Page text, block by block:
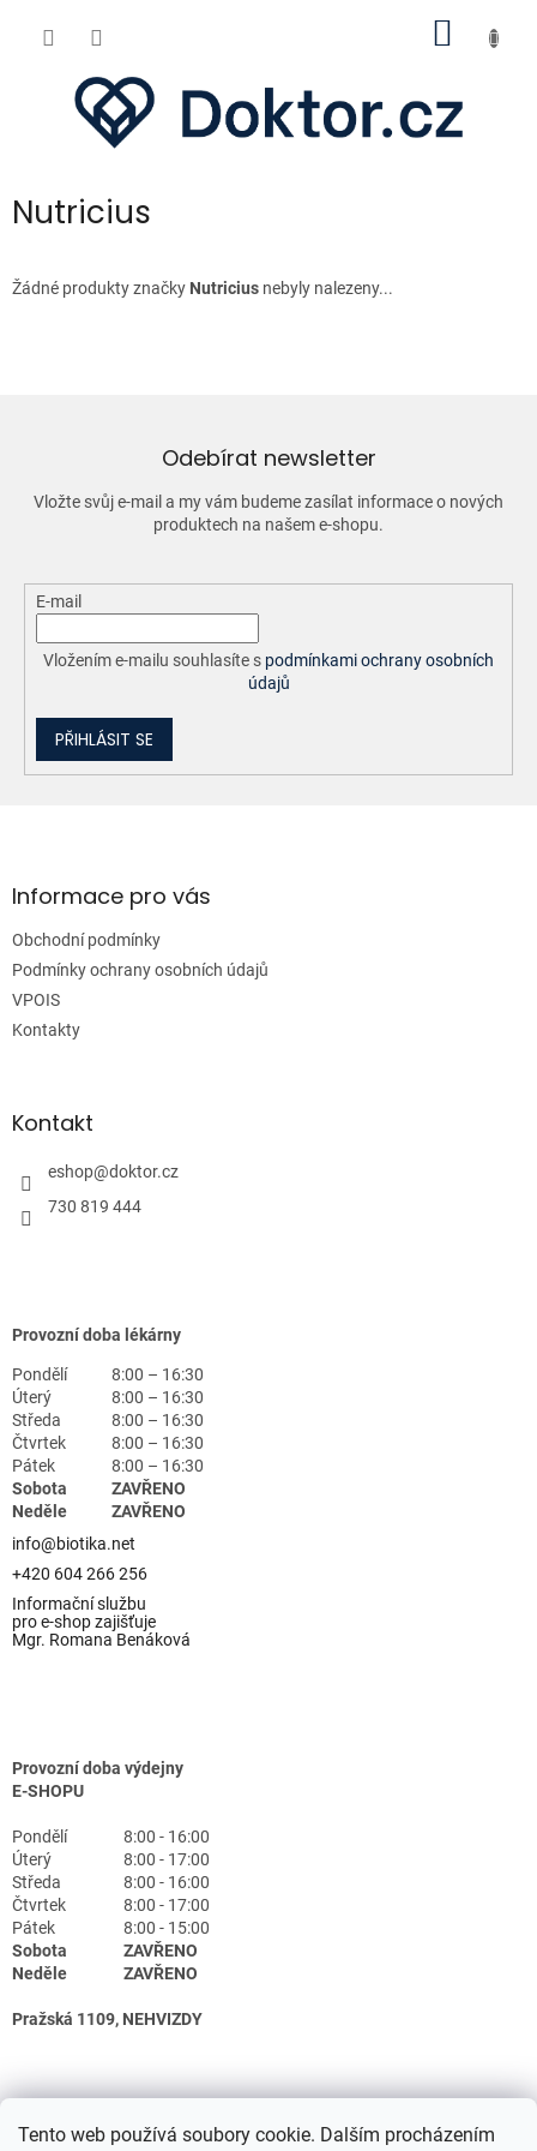
Tento web používá soubory cookie. Dalším procházením
Nutricius
Žádné produkty značky Nutricius nebyly nalezeny...
Odebírat newsletter
Vložte svůj e-mail a my vám budeme zasílat informace o nových
produktech na našem e-shopu.
E-mail
Vložením e-mailu souhlasíte s podmínkami ochrany osobních
údajů
PŘIHLÁSIT SE
aInformace pro vás
Obchodní podmínky
Podmínky ochrany osobních údajů
VPOIS
Kontakty
Kontakt
eshop@doktor.cz
730 819 444
Provozní doba lékárny
Pondělí
8:00 – 16:30
Úterý
8:00 – 16:30
Středa
8:00 – 16:30
Čtvrtek
8:00 – 16:30
Pátek
8:00 – 16:30
Sobota
ZAVŘENO
Neděle
ZAVŘENO
info@biotika.net
+420 604 266 256
Informační službu
pro e-shop zajišťuje
Mgr. Romana Benáková
Provozní doba výdejny
E-SHOPU
Pondělí
8:00 - 16:00
Úterý
8:00 - 17:00
Středa
8:00 - 16:00
Čtvrtek
8:00 - 17:00
Pátek
8:00 - 15:00
Sobota
ZAVŘENO
Neděle
ZAVŘENO
Pražská 1109, NEHVIZDY